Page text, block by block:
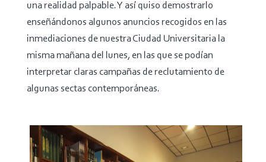
una realidad palpable. Y así quiso demostrarlo
enseñándonos algunos anuncios recogidos en las
inmediaciones de nuestra Ciudad Universitaria la
misma mañana del lunes, en las que se podían
interpretar claras campañas de reclutamiento de
algunas sectas contemporáneas.